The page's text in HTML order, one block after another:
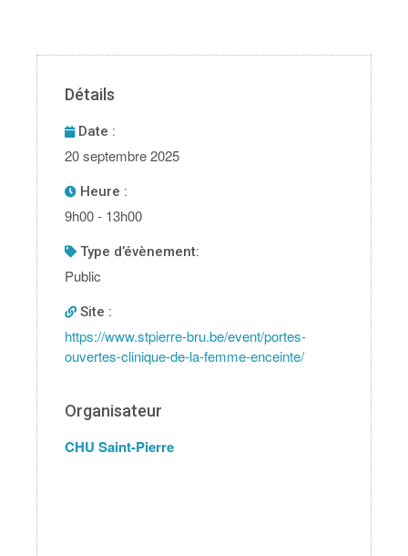
Détails
Date :
20 septembre 2025
Heure :
9h00 - 13h00
type d’évènement:
Public
Site :
https://www.stpierre-bru.be/event/portes-
ouvertes-clinique-de-la-femme-enceinte/
Organisateur
CHU Saint-Pierre